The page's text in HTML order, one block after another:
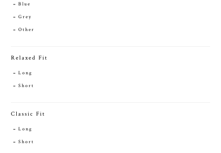
Blue
Grey
Other
Relaxed Fit
Long
Short
Classic Fit
Long
Short